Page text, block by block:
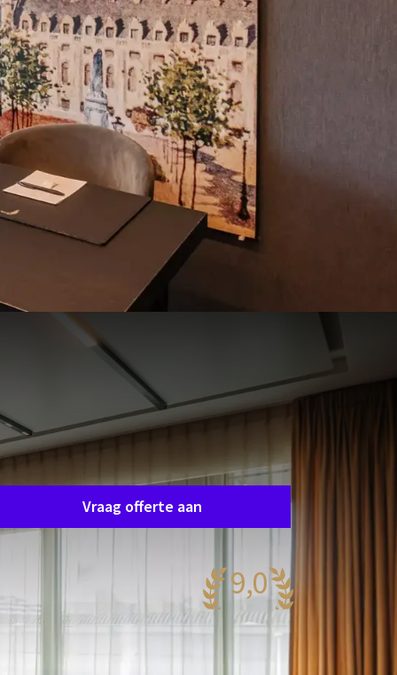
aanvraag
Vraag eenvoudig en vrijblijvend een offerte aan en
nemen spoedig contact op om samen uw
wensen af te stemmen.
Vraag offerte aan
9,0